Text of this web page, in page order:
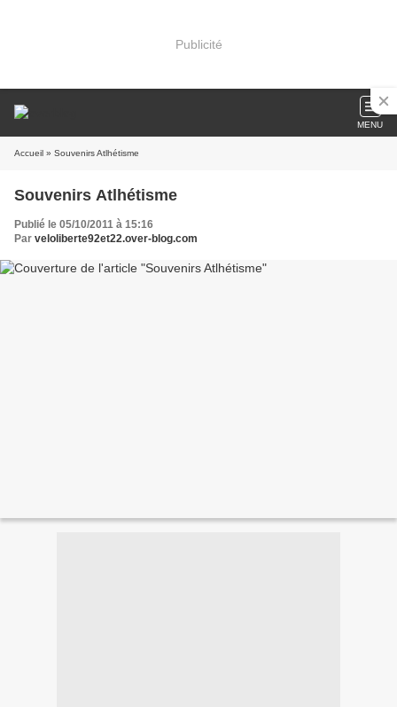
Publicité
MENU
Accueil » Souvenirs Atlhétisme
Souvenirs Atlhétisme
Publié le 05/10/2011 à 15:16
Par veloliberte92et22.over-blog.com